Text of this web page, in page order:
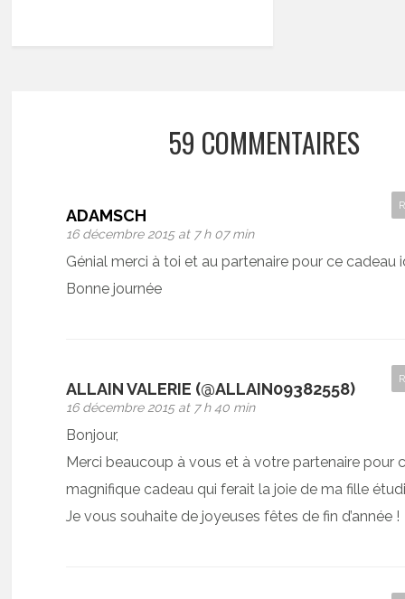
59 COMMENTAIRES
ADAMSCH
16 décembre 2015 at 7 h 07 min
Génial merci à toi et au partenaire pour ce cadeau
Bonne journée
ALLAIN VALERIE (@ALLAIN09382558)
16 décembre 2015 at 7 h 40 min
Bonjour,
Merci beaucoup à vous et à votre partenaire pour
magnifique cadeau qui ferait la joie de ma fille
Je vous souhaite de joyeuses fêtes de fin d’année !